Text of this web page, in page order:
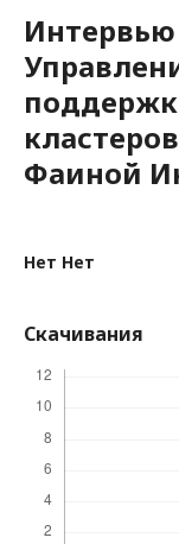
Фаиной
Нет Нет
Скачивания